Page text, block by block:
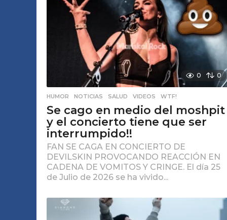
0 0
HUMOR ,NOTICIAS ,SALUD ,VIDEOS ,WTF!
Se cago en medio del moshpit
y el concierto tiene que ser
interrumpido!!
FAN SE CAGA EN CONCIERTO DE
DEVILSKIN PROVOCANDO REACCIÓN EN
CADENA DE VOMITOS Y CRINGE. El día 25
de Julio de 2026 se ha vivido...